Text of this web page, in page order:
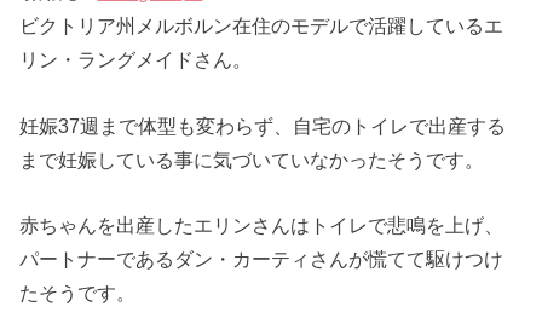
ビクトリア州メルボルン在住のモデルで活躍しているエ
リン・ラングメイドさん。
妊娠37週まで体型も変わらず、自宅のトイレで出産する
まで妊娠している事に気づいていなかったそうです。
赤ちゃんを出産したエリンさんはトイレで悲鳴を上げ、
パートナーであるダン・カーティさんが慌てて駆けつけ
たそうです。